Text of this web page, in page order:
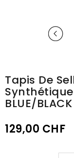
Tapis De
Synthétique
BLUE/BLACK
129,00 CHF